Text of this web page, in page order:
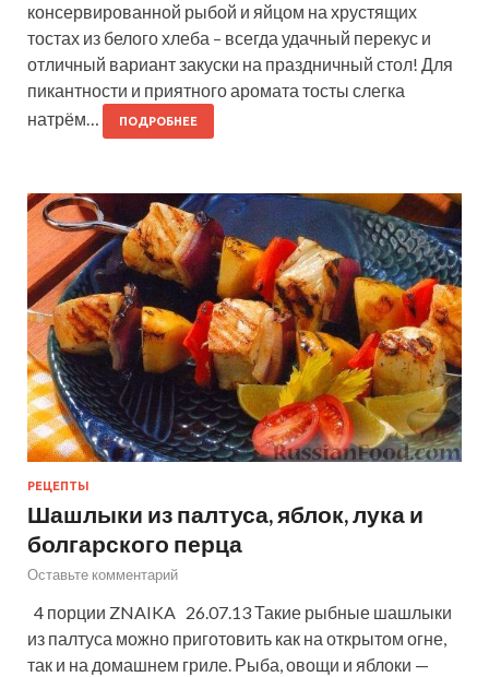
консервированной рыбой и яйцом на хрустящих
тостах из белого хлеба – всегда удачный перекус и
отличный вариант закуски на праздничный стол! Для
пикантности и приятного аромата тосты слегка
натрём…
ПОДРОБНЕЕ
РЕЦЕПТЫ
Шашлыки из палтуса, яблок, лука и
болгарского перца
Оставьте комментарий
4 порции ZNAIKA 26.07.13 Такие рыбные шашлыки
из палтуса можно приготовить как на открытом огне,
так и на домашнем гриле. Рыба, овощи и яблоки —